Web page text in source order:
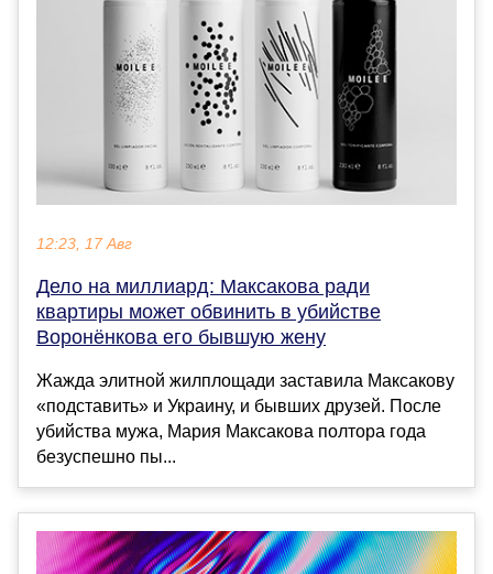
12:23, 17 Авг
Дело на миллиард: Максакова ради
квартиры может обвинить в убийстве
Воронёнкова его бывшую жену
Жажда элитной жилплощади заставила Максакову
«подставить» и Украину, и бывших друзей. После
убийства мужа, Мария Максакова полтора года
безуспешно пы...